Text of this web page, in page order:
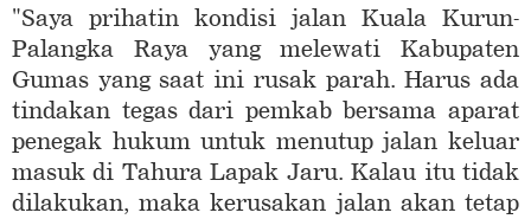
"Saya prihatin kondisi jalan Kuala Kurun-
Palangka Raya yang melewati Kabupaten
Gumas yang saat ini rusak parah. Harus ada
tindakan tegas dari pemkab bersama aparat
penegak hukum untuk menutup jalan keluar
masuk di Tahura Lapak Jaru. Kalau itu tidak
dilakukan, maka kerusakan jalan akan tetap